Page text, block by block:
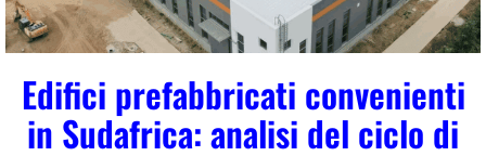
Edifici prefabbricati convenienti
in Sudafrica: analisi del ciclo di